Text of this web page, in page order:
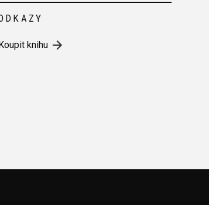
knihu